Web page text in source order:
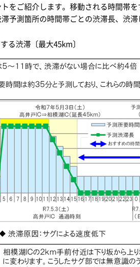
をご紹介します。移動される時間帯を
予測箇所の時間帯ごとの渋滞長、渋滞
る渋滞〔最大45km〕